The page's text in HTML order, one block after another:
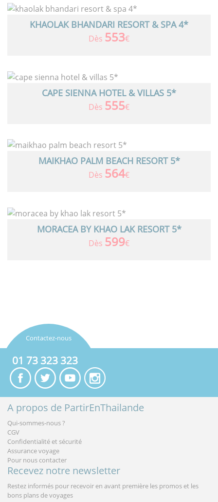
KHAOLAK BHANDARI RESORT & SPA 4*
Dès 553€
CAPE SIENNA HOTEL & VILLAS 5*
Dès 555€
MAIKHAO PALM BEACH RESORT 5*
Dès 564€
MORACEA BY KHAO LAK RESORT 5*
Dès 599€
Contactez-nous
01 73 323 323
A propos de PartirEnThailande
Qui-sommes-nous ?
CGV
Confidentialité et sécurité
Assurance voyage
Pour nous contacter
Recevez notre newsletter
Restez informés pour recevoir en avant première les promos et les
bons plans de voyages